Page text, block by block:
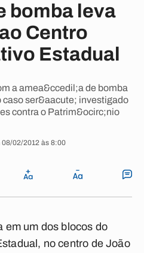
bomba leva
Centro
Estadual
a amea&ccedil;a de bomba
caso ser&aacute; investigado
contra o Patrim&ocirc;nio
08/02/2012 às 8:00
em um dos blocos do
no centro de João